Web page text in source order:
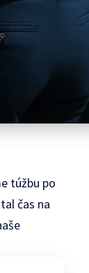
túžbu po
čas na